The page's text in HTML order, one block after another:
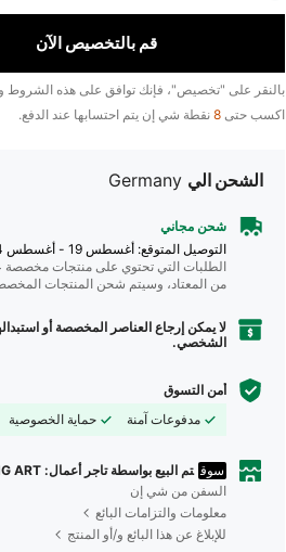
قم بالتخصيص الآن
بالنقر على "تخصيص"، فإنك توافق على هذه الشروط
اكسب حتى 8 نقطة شي إن يتم احتسابها عند الدفع.
الشحن الي Germany
شحن مجاني
التوصيل المتوقع: أغسطس 19 - أغسطس 24
من المعتاد، وسيتم شحن المنتجات
لا يمكن إرجاع العناصر المخصصة أو
الشخصي.
أمن التسوق
مدفوعات آمنة
حماية الخصوصية
سوق تم البيع بواسطة تاجر أعمال: YQING ART
السفن من شي إن
معلومات والتزامات البائع
للإبلاغ عن هذا البائع و/أو المنتج